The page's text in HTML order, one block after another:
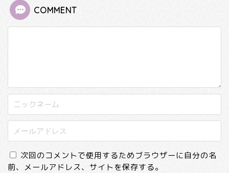
COMMENT
次回のコメントで使用するためブラウザーに自分の名
前、メールアドレス、サイトを保存する。